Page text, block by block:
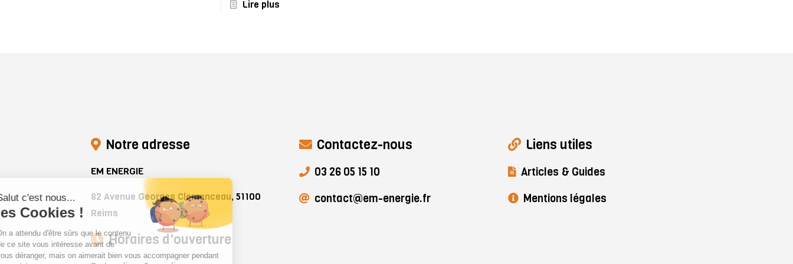
Lire plus
Notre adresse
EM ENERGIE
82 Avenue Georges Clemenceau, 51100
Reims
Horaires d'ouverture
Contactez-nous
03 26 05 15 10
contact@em-energie.fr
Liens utiles
Articles & Guides
Mentions légales